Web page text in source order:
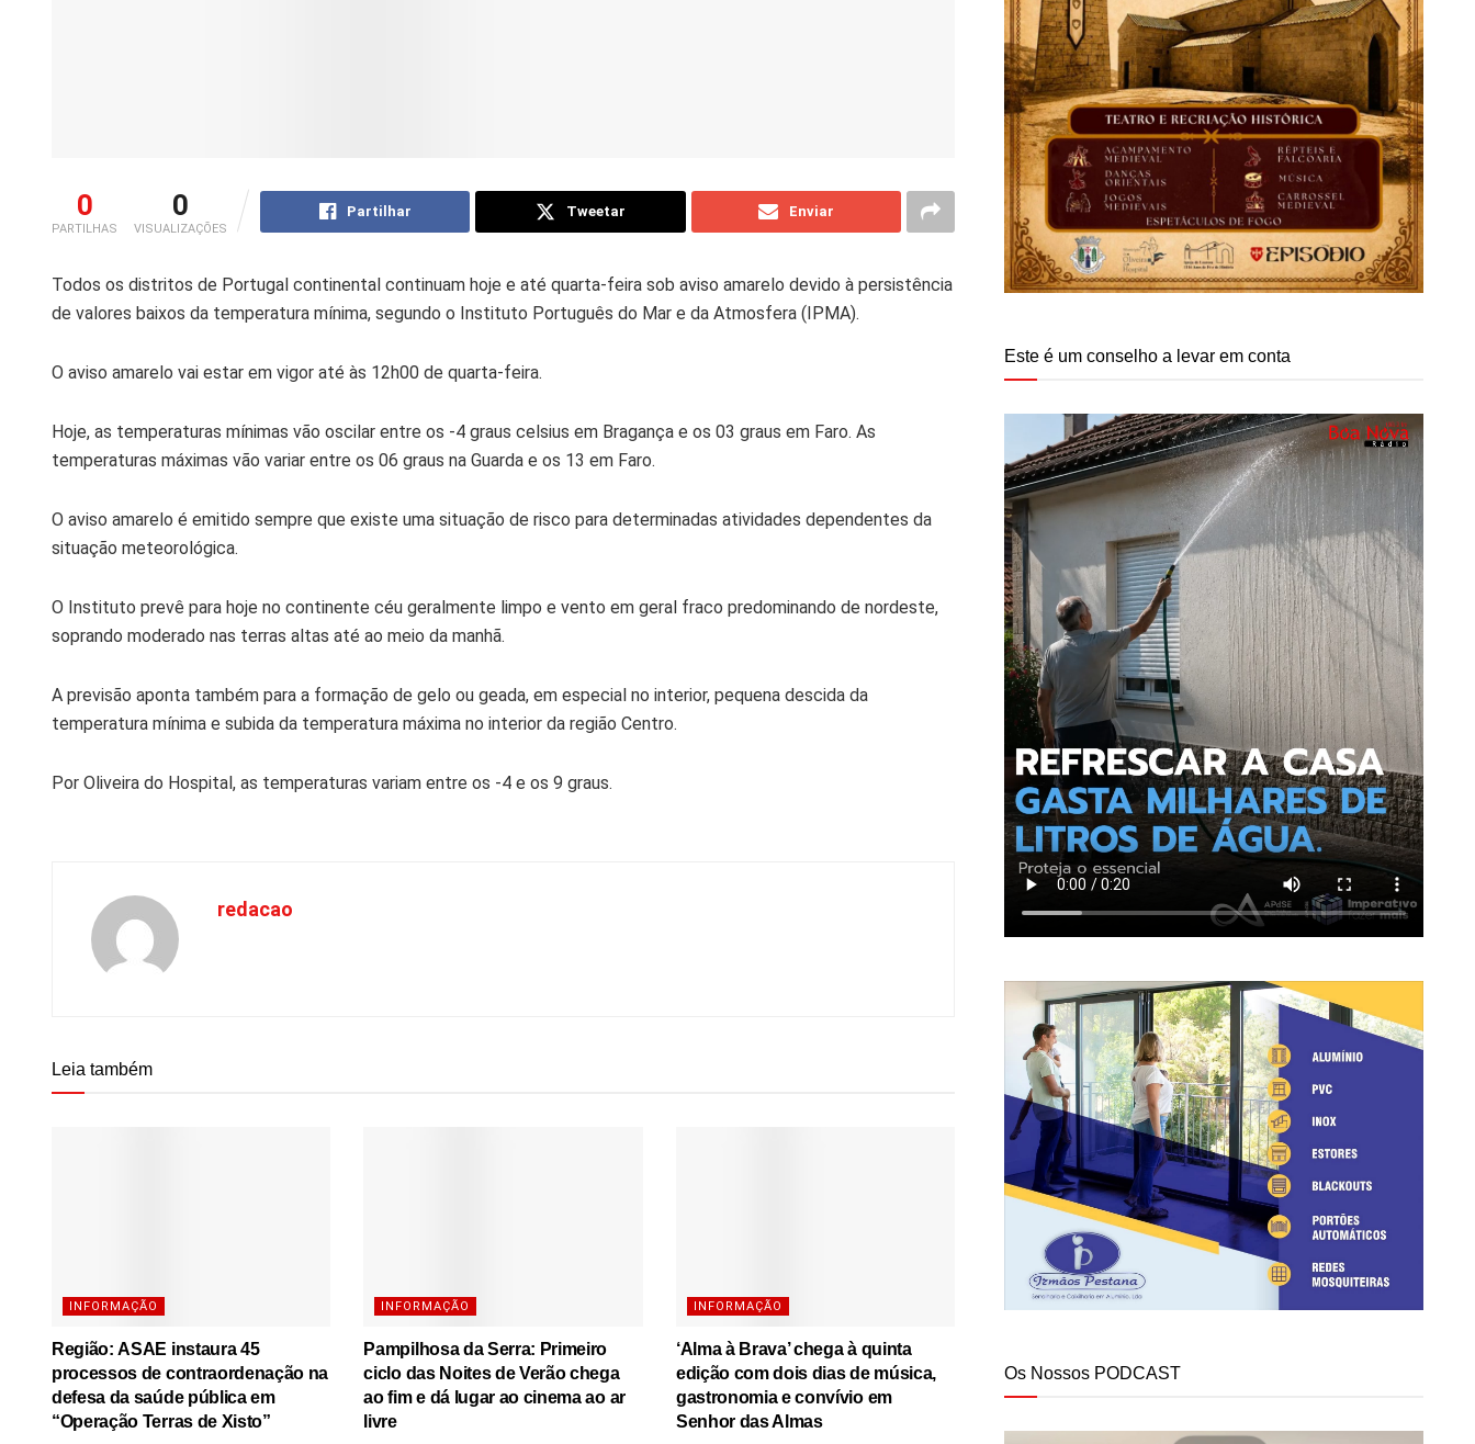
0
PARTILHAS
0
VISUALIZAÇÕES
Partilhar Tweetar Enviar
Todos os distritos de Portugal continental continuam hoje e até quarta-feira sob aviso amarelo devido à persistência
de valores baixos da temperatura mínima, segundo o Instituto Português do Mar e da Atmosfera (IPMA).
O aviso amarelo vai estar em vigor até às 12h00 de quarta-feira.
Hoje, as temperaturas mínimas vão oscilar entre os -4 graus celsius em Bragança e os 03 graus em Faro. As
temperaturas máximas vão variar entre os 06 graus na Guarda e os 13 em Faro.
O aviso amarelo é emitido sempre que existe uma situação de risco para determinadas atividades dependentes da
situação meteorológica.
O Instituto prevê para hoje no continente céu geralmente limpo e vento em geral fraco predominando de nordeste,
soprando moderado nas terras altas até ao meio da manhã.
A previsão aponta também para a formação de gelo ou geada, em especial no interior, pequena descida da
temperatura mínima e subida da temperatura máxima no interior da região Centro.
Por Oliveira do Hospital, as temperaturas variam entre os -4 e os 9 graus.
redacao
Leia também
INFORMAÇÃO
Região: ASAE instaura 45
processos de contraordenação na
defesa da saúde pública em
“Operação Terras de Xisto”
INFORMAÇÃO
Pampilhosa da Serra: Primeiro
ciclo das Noites de Verão chega
ao fim e dá lugar ao cinema ao ar
livre
INFORMAÇÃO
‘Alma à Brava’ chega à quinta
edição com dois dias de música,
gastronomia e convívio em
Senhor das Almas
Este é um conselho a levar em conta
Os Nossos PODCAST